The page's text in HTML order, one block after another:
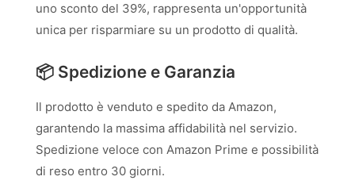
uno sconto del 39%, rappresenta un'opportunità
unica per risparmiare su un prodotto di qualità.
📦 Spedizione e Garanzia
Il prodotto è venduto e spedito da Amazon,
garantendo la massima affidabilità nel servizio.
Spedizione veloce con Amazon Prime e possibilità
di reso entro 30 giorni.